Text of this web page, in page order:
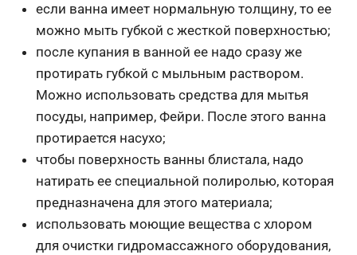
если ванна имеет нормальную толщину, то ее
можно мыть губкой с жесткой поверхностью;
после купания в ванной ее надо сразу же
протирать губкой с мыльным раствором.
Можно использовать средства для мытья
посуды, например, Фейри. После этого ванна
протирается насухо;
чтобы поверхность ванны блистала, надо
натирать ее специальной полиролью, которая
предназначена для этого материала;
использовать моющие вещества с хлором
для очистки гидромассажного оборудования,